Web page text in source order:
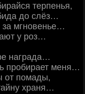
терпенья,
до слёз…
за мгновенье…
у роз…
награда…
пробирает меня…
от помады,
храня…